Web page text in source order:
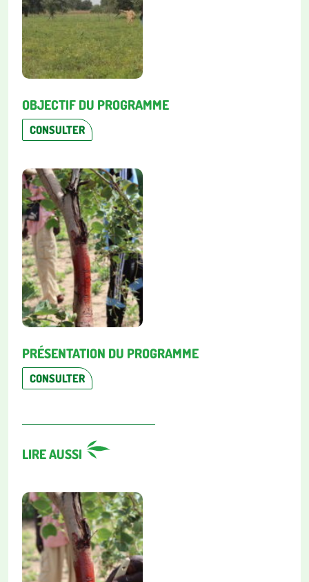
OBJECTIF DU PROGRAMME
CONSULTER
PRÉSENTATION DU PROGRAMME
CONSULTER
LIRE AUSSI